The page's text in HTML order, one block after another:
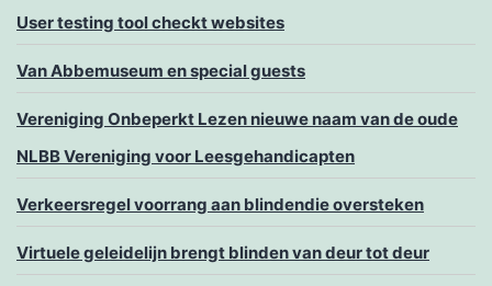
User testing tool checkt websites
Van Abbemuseum en special guests
Vereniging Onbeperkt Lezen nieuwe naam van de oude
NLBB Vereniging voor Leesgehandicapten
Verkeersregel voorrang aan blindendie oversteken
Virtuele geleidelijn brengt blinden van deur tot deur